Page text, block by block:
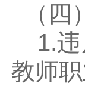
（四
1.违
教师